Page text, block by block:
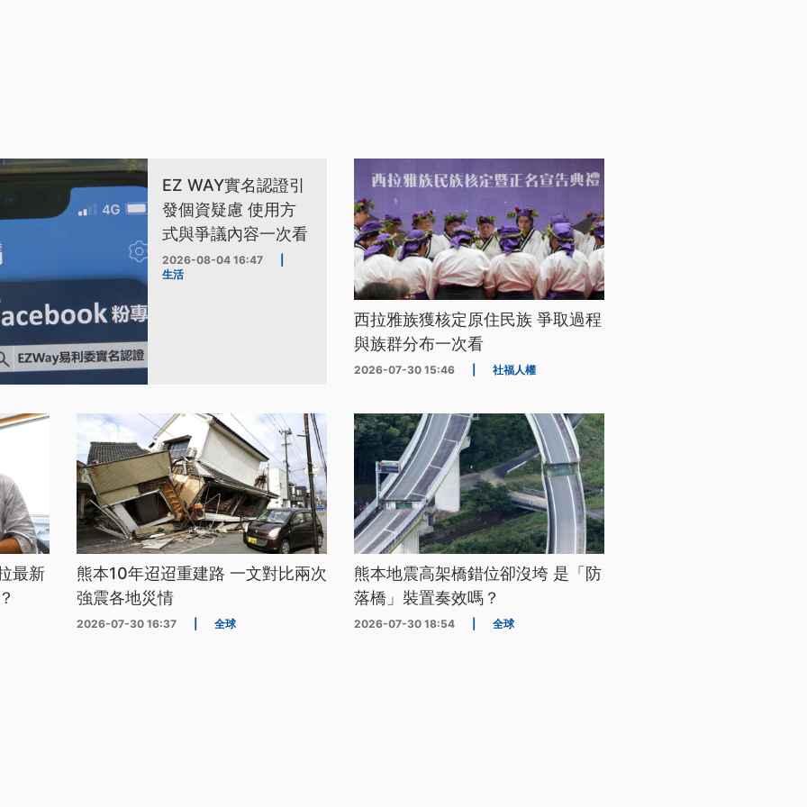
EZ WAY實名認證引
發個資疑慮 使用方
式與爭議內容一次看
2026-08-04 16:47
生活
西拉雅族獲核定原住民族 爭取過程
與族群分布一次看
2026-07-30 15:46 社福人權
最新
熊本10年迢迢重建路 一文對比兩次
強震各地災情
2026-07-30 16:37 全球
熊本地震高架橋錯位卻沒垮 是「防
落橋」裝置奏效嗎？
2026-07-30 18:54 全球